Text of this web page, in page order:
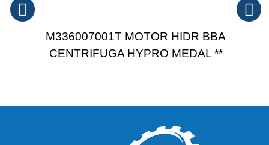
M336007001T MOTOR HIDR BBA
CENTRIFUGA HYPRO MEDAL **